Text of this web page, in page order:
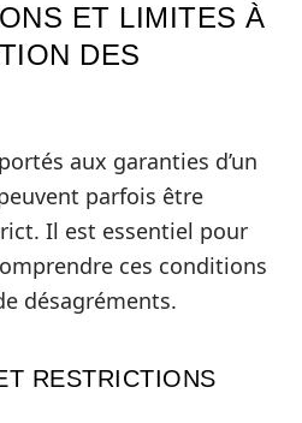
ET LIMITES À
DES
aux garanties d’un
parfois être
Il est essentiel pour
ces conditions
désagréments.
RESTRICTIONS